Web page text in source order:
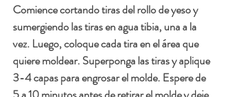
Comience cortando tiras del rollo de yeso y
sumergiendo las tiras en agua tibia, una a la
vez. Luego, coloque cada tira en el área que
quiere moldear. Superponga las tiras y aplique
3-4 capas para engrosar el molde. Espere de